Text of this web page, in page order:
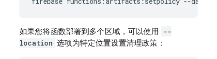
如果您将函数部署到多个区域，可以使用 --
location 选项为特定位置设置清理政策：